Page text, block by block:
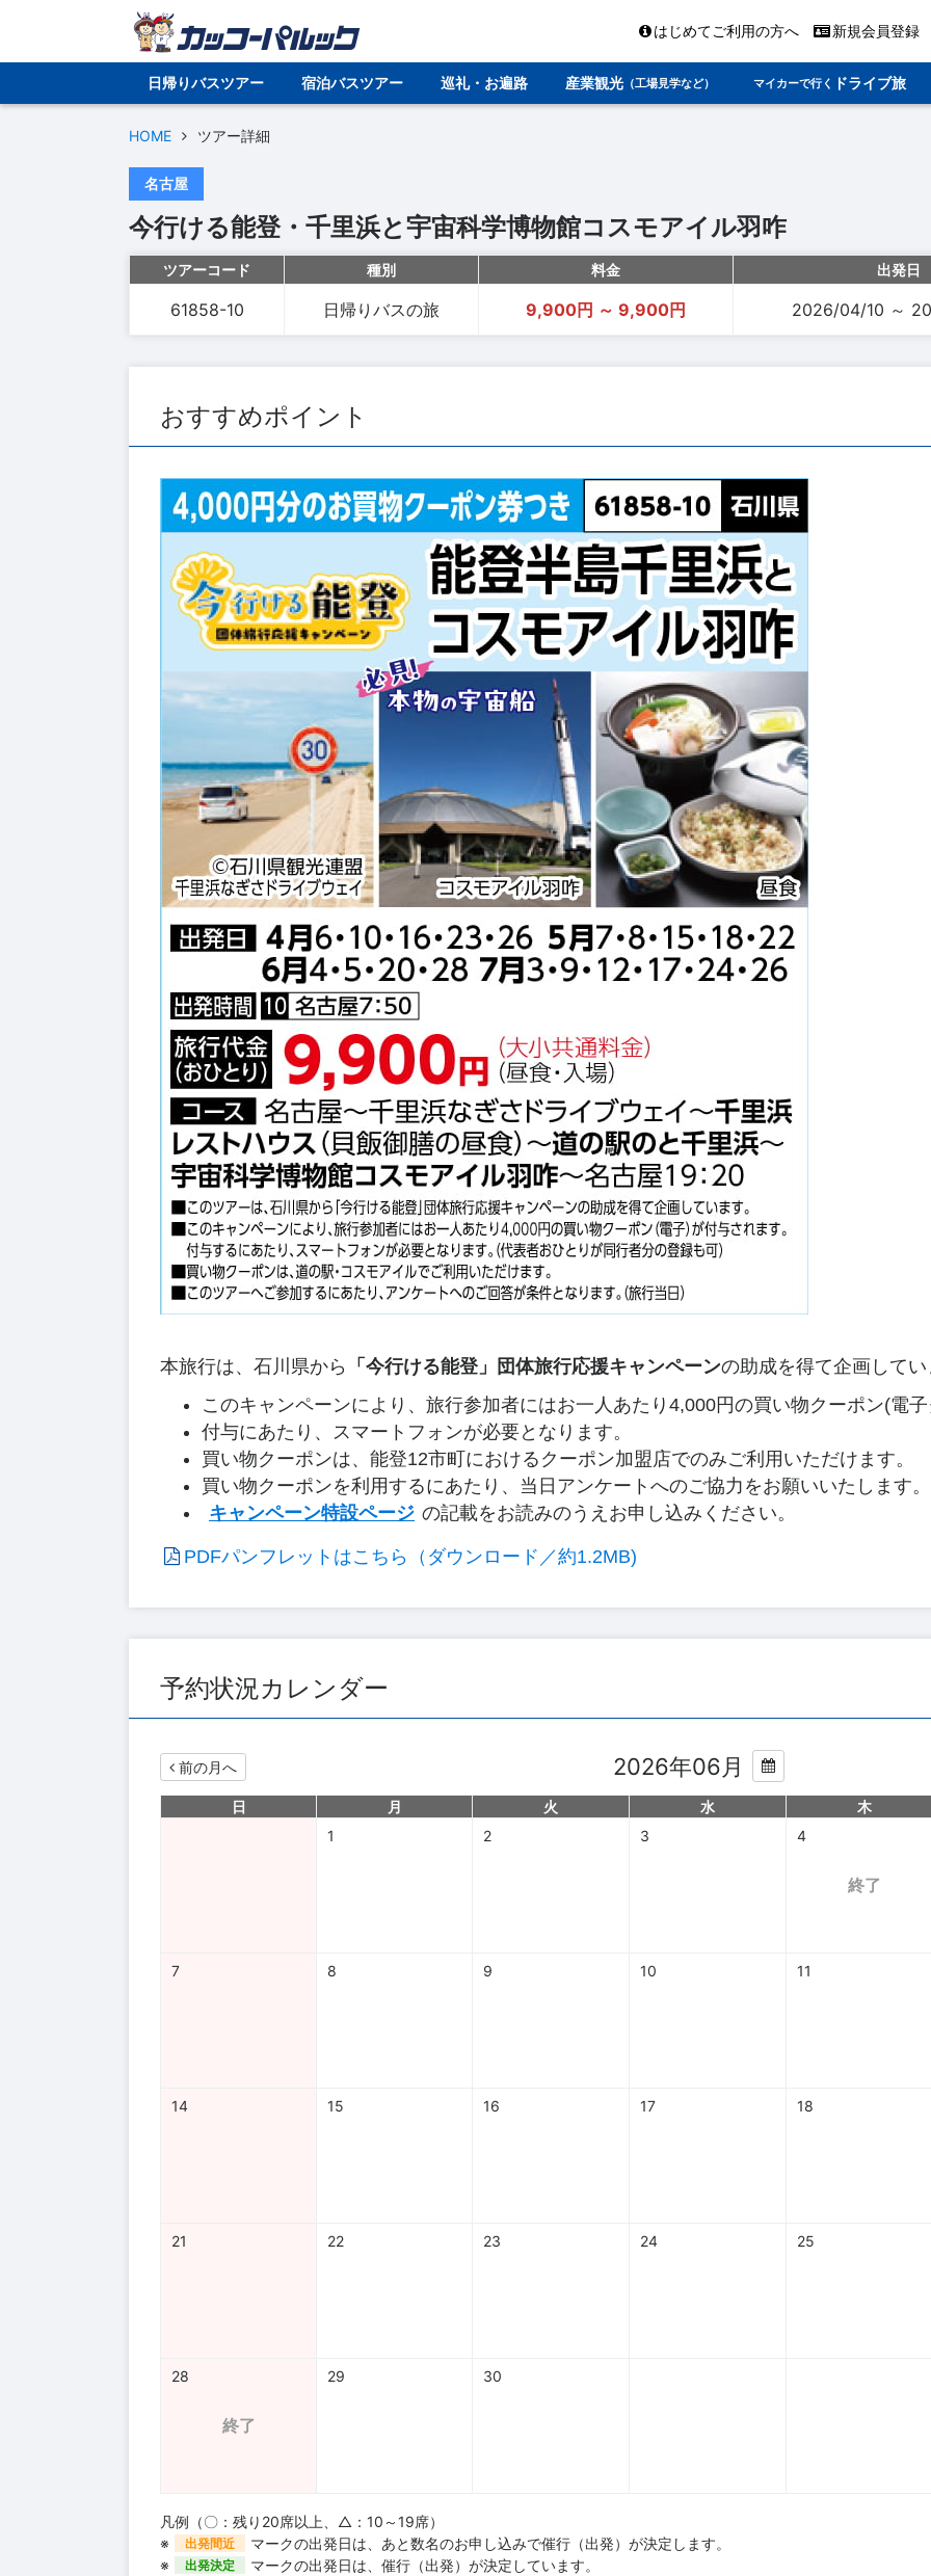
はじめてご利用の方へ 新規会員登録
日帰りバスツアー 宿泊バスツアー 巡礼・お遍路 産業観光 （工場見学など） マイカーで行く ドライブ旅
HOME ツアー詳細
名古屋
今行ける能登・千里浜と宇宙科学博物館コスモアイル羽咋
ツアーコード 種別 料金 出発日
61858-10 日帰りバスの旅 9,900円 ～ 9,900円 2026/04/10 ～
おすすめポイント
本旅行は、石川県から 「今行ける能登」団体旅行応援キャンペーンの助成を得て企画して
このキャンペーンにより、旅行参加者にはお一人あたり4,000円の買い物クーポン(電
付与にあたり、スマートフォンが必要となります。
買い物クーポンは、能登12市町におけるクーポン加盟店でのみご利用いただけます。
買い物クーポンを利用するにあたり、当日アンケートへのご協力をお願いいたします。
キャンペーン特設ページ の記載をお読みのうえお申し込みください。
PDFパンフレットはこちら（ダウンロード／約1.2MB)
予約状況カレンダー
前の月へ 2026年06月
日 月 火 水
木
1
2 3 4
終了
7 8 9 10 11
14 15 16 17 18
21 22 23 24 25
28
終了
29 30
凡例（〇：残り20席以上、△：10～19席）
※
出発間近
マークの出発日は、あと数名のお申し込みで催行（出発）が決定します。
※
出発決定
マークの出発日は、催行（出発）が決定しています。